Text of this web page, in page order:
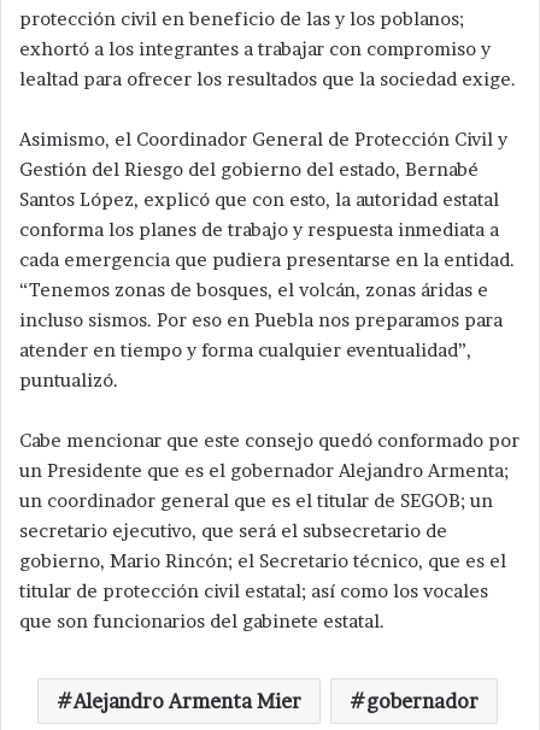
protección civil en beneficio de las y los poblanos;
exhortó a los integrantes a trabajar con compromiso y
lealtad para ofrecer los resultados que la sociedad exige.
Asimismo, el Coordinador General de Protección Civil y
Gestión del Riesgo del gobierno del estado, Bernabé
Santos López, explicó que con esto, la autoridad estatal
conforma los planes de trabajo y respuesta inmediata a
cada emergencia que pudiera presentarse en la entidad.
“Tenemos zonas de bosques, el volcán, zonas áridas e
incluso sismos. Por eso en Puebla nos preparamos para
atender en tiempo y forma cualquier eventualidad”,
puntualizó.
Cabe mencionar que este consejo quedó conformado por
un Presidente que es el gobernador Alejandro Armenta;
un coordinador general que es el titular de SEGOB; un
secretario ejecutivo, que será el subsecretario de
gobierno, Mario Rincón; el Secretario técnico, que es el
titular de protección civil estatal; así como los vocales
que son funcionarios del gabinete estatal.
Alejandro Armenta Mier gobernador